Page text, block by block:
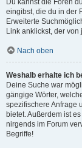
Du kannst die Foren
eingibst, die du in der
Erweiterte
Link anklickst, der
Nach oben
Weshalb erhalte ich
Deine Suche war
gängige Wörter,
spezifischere Anfrage
bietet. Außerdem ist
nirgends im Forum
Begriffe!